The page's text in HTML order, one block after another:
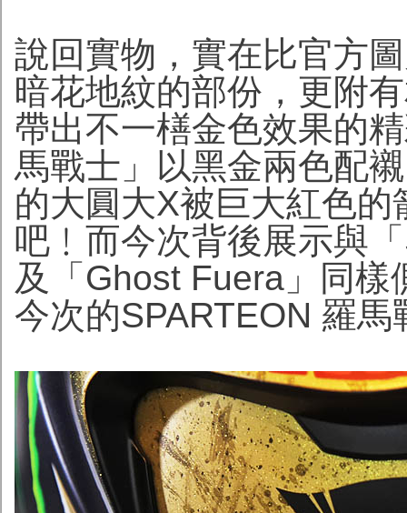
說回實物，實在比官方
暗花地紋的部份，更附
帶出不一橏金色效果的
馬戰士」以黑金兩色配
的大圓大X被巨大紅色
吧﹗而今次背後展示與
及「Ghost Fuera」同
今次的SPARTEON 羅